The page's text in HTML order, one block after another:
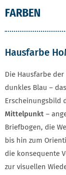
FARBEN
Hausfarbe
Die Hausfarbe
dunkles Blau –
Erscheinungsbild
Mittelpunkt –
Briefbogen, die
bis hin zum
die konsequente
zur visuellen